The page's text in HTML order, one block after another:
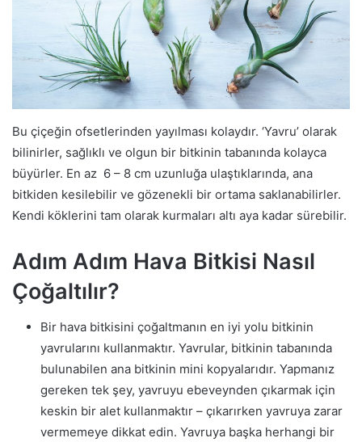
Bu çiçeğin ofsetlerinden yayılması kolaydır. ‘Yavru’ olarak
bilinirler, sağlıklı ve olgun bir bitkinin tabanında kolayca
büyürler. En az 6 – 8 cm uzunluğa ulaştıklarında, ana
bitkiden kesilebilir ve gözenekli bir ortama saklanabilirler.
Kendi köklerini tam olarak kurmaları altı aya kadar sürebilir.
Adım Adım Hava Bitkisi Nasıl
Çoğaltılır?
Bir hava bitkisini çoğaltmanın en iyi yolu bitkinin
yavrularını kullanmaktır. Yavrular, bitkinin tabanında
bulunabilen ana bitkinin mini kopyalarıdır. Yapmanız
gereken tek şey, yavruyu ebeveynden çıkarmak için
keskin bir alet kullanmaktır – çıkarırken yavruya zarar
vermemeye dikkat edin. Yavruya başka herhangi bir